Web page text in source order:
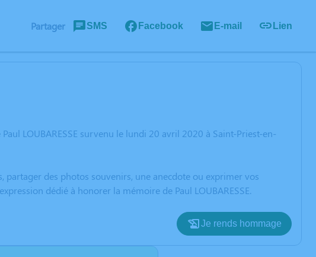
Partager SMS Facebook E-mail Lien
LOUBARESSE survenu le lundi 20 avril 2020 à Saint-Priest-en-
des photos souvenirs, une anecdote ou exprimer vos
dédié à honorer la mémoire de Paul LOUBARESSE.
Je rends hommage